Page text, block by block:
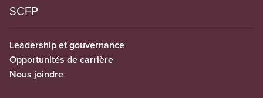
SCFP
Leadership et gouvernance
Opportunités de carrière
Nous joindre